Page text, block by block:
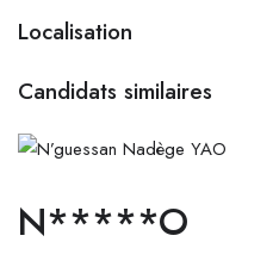
Localisation
Candidats similaires
N*****O